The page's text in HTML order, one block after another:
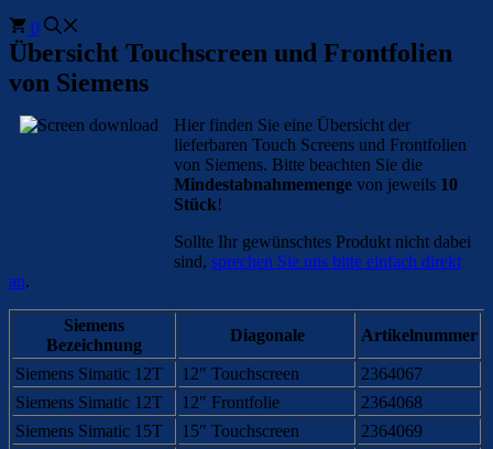
0
Übersicht Touchscreen und Frontfolien
von Siemens
Hier finden Sie eine Übersicht der
lieferbaren Touch Screens und Frontfolien
von Siemens. Bitte beachten Sie die
Mindestabnahmemenge von jeweils 10
Stück!
Sollte Ihr gewünschtes Produkt nicht dabei
sind, sprechen Sie uns bitte einfach direkt
an.
Siemens
Bezeichnung
Diagonale Artikelnummer
Siemens Simatic 12T 12″ Touchscreen
2364067
Siemens Simatic 12T
12″ Frontfolie
2364068
Siemens Simatic 15T
15″ Touchscreen
2364069